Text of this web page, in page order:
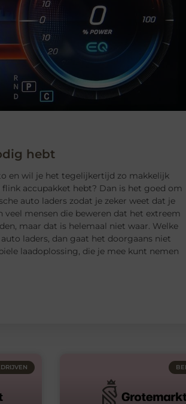
hebt
en wil je het tegelijkertijd zo makkelijk
accupakket hebt? Dan is het goed om
auto laders zodat je zeker weet dat je
veel mensen die beweren dat het extreem
maar dat is helemaal niet waar. Welke
laders, dan gaat het doorgaans niet
laadoplossing, die je mee kunt nemen